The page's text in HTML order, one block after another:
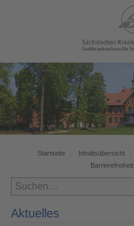
Startseite Inhaltsübersicht
Barrierefreiheit
Aktuelles